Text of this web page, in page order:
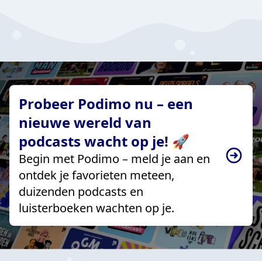
Probeer Podimo nu – een
nieuwe wereld van
podcasts wacht op je! 🚀
Begin met Podimo – meld je aan en
ontdek je favorieten meteen,
duizenden podcasts en
luisterboeken wachten op je.